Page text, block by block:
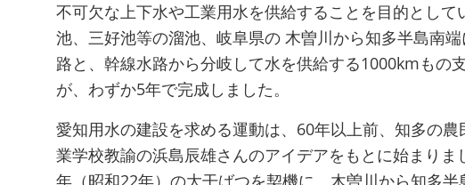
不可欠な上下水や工業用水を供給することを目的として
池、三好池等の溜池、岐阜県の 木曽川から知多半島南
路と、幹線水路から分岐して水を供給する1000kmもの
が、わずか5年で完成しました。
愛知用水の建設を求める運動は、60年以上前、知多の
業学校教諭の浜島辰雄さんのアイデアをもとに始まりま
年（昭和22年）の大干ばつを契機に、木曽川から知多